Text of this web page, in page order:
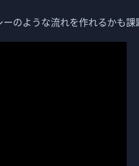
のような流れを作れるかも課